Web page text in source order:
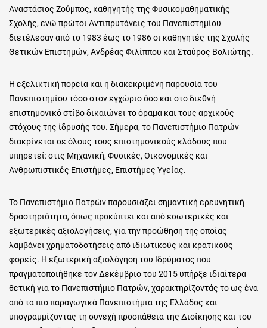
Αναστάσιος Ζούμπος, καθηγητής της Φυσικομαθηματικής
Σχολής, ενώ πρώτοι Αντιπρυτάνεις του Πανεπιστημίου
διετέλεσαν από το 1983 έως το 1986 οι καθηγητές της Σχολής
Θετικών Επιστημών, Ανδρέας Φιλίππου και Σταύρος Βολιώτης.
Η εξελικτική πορεία και η διακεκριμένη παρουσία του
Πανεπιστημίου τόσο στον εγχώριο όσο και στο διεθνή
επιστημονικό στίβο δικαιώνει το όραμα και τους αρχικούς
στόχους της ίδρυσής του. Σήμερα, το Πανεπιστήμιο Πατρών
διακρίνεται σε όλους τους επιστημονικούς κλάδους που
υπηρετεί: στις Μηχανική, Φυσικές, Οικονομικές και
Ανθρωπιστικές Επιστήμες, Επιστήμες Υγείας.
Το Πανεπιστήμιο Πατρών παρουσιάζει σημαντική ερευνητική
δραστηριότητα, όπως προκύπτει και από εσωτερικές και
εξωτερικές αξιολογήσεις, για την προώθηση της οποίας
λαμβάνει χρηματοδοτήσεις από ιδιωτικούς και κρατικούς
φορείς. Η εξωτερική αξιολόγηση του Ιδρύματος που
πραγματοποιήθηκε τον Δεκέμβριο του 2015 υπήρξε ιδιαίτερα
θετική για το Πανεπιστήμιο Πατρών, χαρακτηρίζοντάς το ως ένα
από τα πιο παραγωγικά Πανεπιστήμια της Ελλάδος και
υπογραμμίζοντας τη συνεχή προσπάθεια της Διοίκησης και του